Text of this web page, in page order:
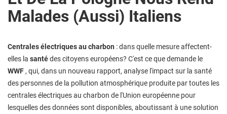
Malades (aussi) Italiens
Centrales électriques au charbon : dans quelle mesure affectent-
elles la santédes citoyens européens? C'est ce que demande le
WWF , qui, dans un nouveau rapport, analyse l'impact sur la santé
des personnes de la pollution atmosphérique produite par toutes les
centrales électriques au charbon de l'Union européenne pour
lesquelles des données sont disponibles, aboutissant à une solution